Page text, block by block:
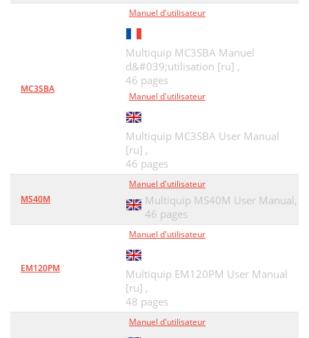
MC3SBA
Manuel d'utilisateur
Multiquip MC3SBA Manuel
d&#039;utilisation [ru] ,
46 pages
Manuel d'utilisateur
Multiquip MC3SBA User Manual
[ru] ,
46 pages
MS40M
Manuel d'utilisateur
Multiquip MS40M User Manual,
46 pages
EM120PM
Manuel d'utilisateur
Multiquip EM120PM User Manual
[ru] ,
48 pages
Manuel d'utilisateur